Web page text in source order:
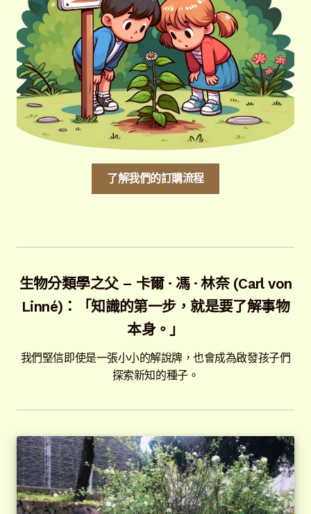
了解我們的訂購流程
生物分類學之父 – 卡爾 · 馮 · 林奈 (Carl von
Linné)：「知識的第一步，就是要了解事物
本身。」
我們堅信即使是一張小小的解說牌，也會成為啟發孩子們
探索新知的種子。